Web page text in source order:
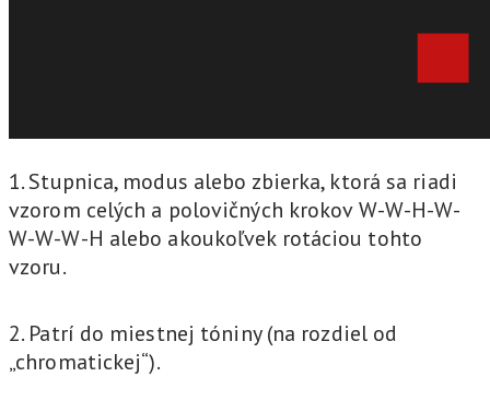
1. Stupnica, modus alebo zbierka, ktorá sa riadi
vzorom celých a polovičných krokov W-W-H-W-
W-W-W-H alebo akoukoľvek rotáciou tohto
vzoru.
2. Patrí do miestnej tóniny (na rozdiel od
„chromatickej“).